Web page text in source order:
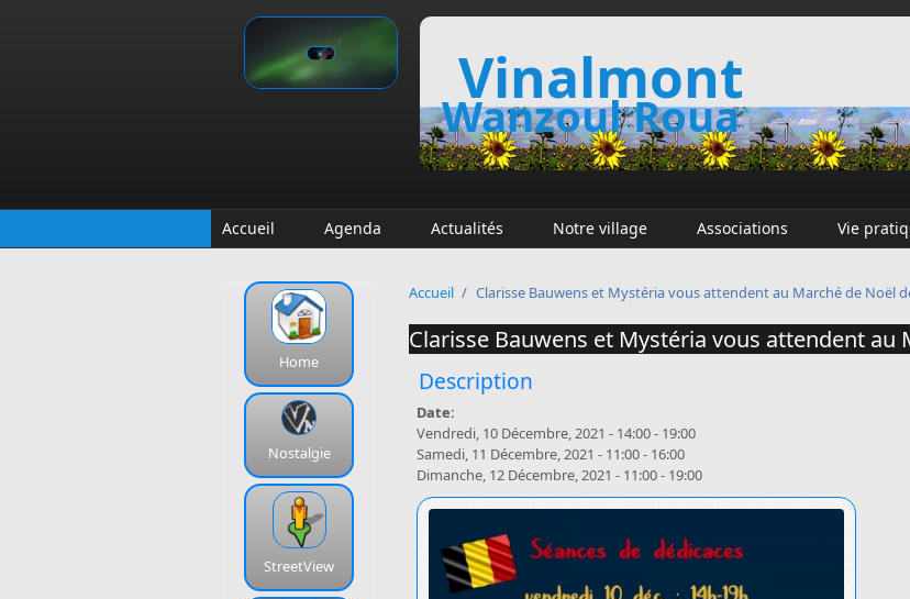
Vinalmont
Wanzoul Roua
Accueil Agenda Actualités Notre village Associations Vie
Home
Nostalgie
StreetView
Accueil / Clarisse Bauwens et Mystéria vous attendent au Marché de Noël
Clarisse Bauwens et Mystéria vous attendent au
Description
Date:
Vendredi, 10 Décembre, 2021 - 14:00- 19:00
Samedi, 11 Décembre, 2021 - 11:00- 16:00
Dimanche, 12 Décembre, 2021 - 11:00- 19:00